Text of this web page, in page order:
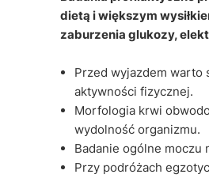
dietą i większym
zaburzenia glukozy,
Przed wyjazdem warto
aktywności fizycznej.
Morfologia krwi
wydolność organizmu.
Badanie ogólne moczu
Przy podróżach